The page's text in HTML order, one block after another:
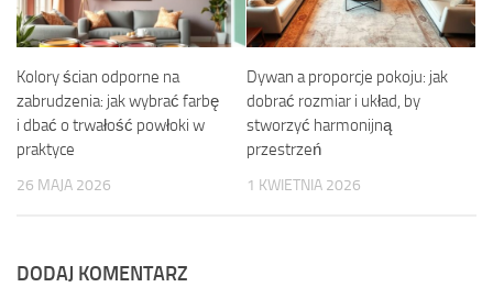
Kolory ścian odporne na
zabrudzenia: jak wybrać farbę
i dbać o trwałość powłoki w
praktyce
26 MAJA 2026
Dywan a proporcje pokoju: jak
dobrać rozmiar i układ, by
stworzyć harmonijną
przestrzeń
1 KWIETNIA 2026
DODAJ KOMENTARZ